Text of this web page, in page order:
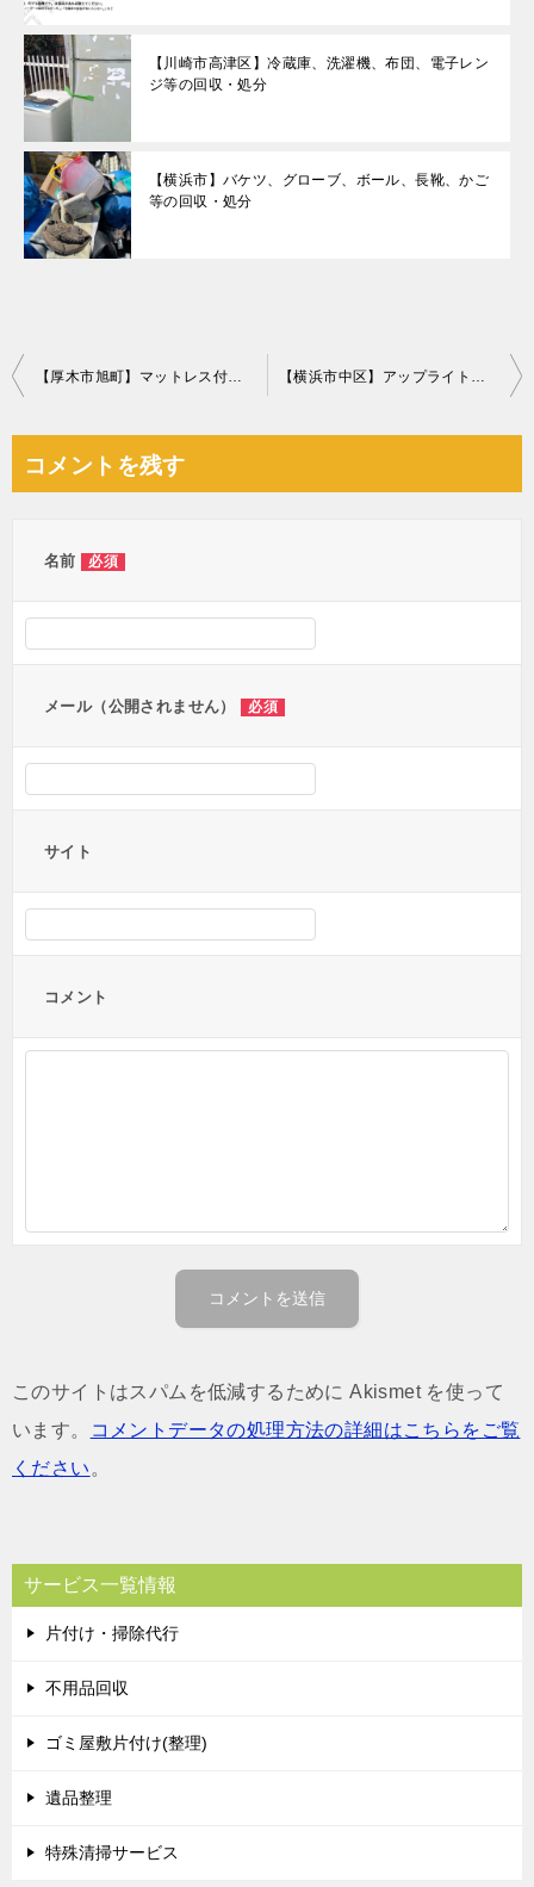
【川崎市高津区】冷蔵庫、洗濯機、布団、電子レン
ジ等の回収・処分
【横浜市】バケツ、グローブ、ボール、長靴、かご
等の回収・処分
投
ビ
【厚木市旭町】マットレス付きダブルベッドの回収・処分ご依頼 【横浜市中区】アップライトピアノの回収・処分ご依頼 お客様の声
コメントを残す
名前 必須
メール（公開されません） 必須
サイト
コメント
このサイトはスパムを低減するために Akismet を使って
います。
コメントデータの処理方法の詳細はこちらをご覧
ください 。
サービス一覧情報
片付け・掃除代行
不用品回収
ゴミ屋敷片付け(整理)
遺品整理
特殊清掃サービス